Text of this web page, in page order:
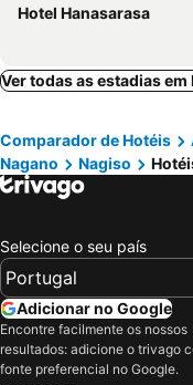
Hotel Hanasarasa
Ver todas as estadias em
Comparador de Hotéis
Nagano
Nagiso
Selecione o seu país
Adicionar no Google
Encontre facilmente os nossos
resultados: adicione o trivago
fonte preferencial no Google.